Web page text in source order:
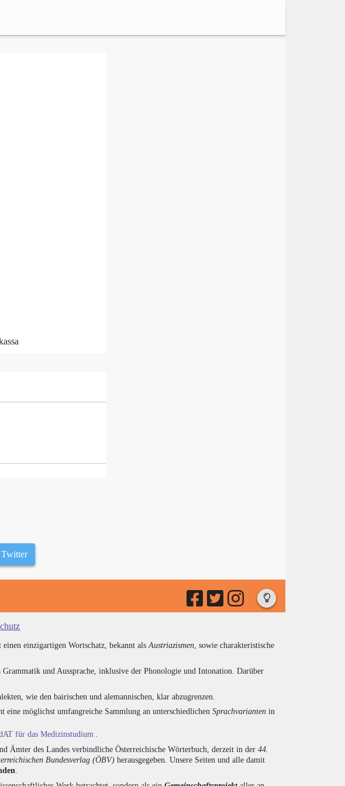
Twitter
einen einzigartigen Wortschatz, bekannt als Austriazismen , sowie charakteristische
und Aussprache, inklusive der Phonologie und Intonation. Darüber
wie den bairischen und alemannischen, klar abzugrenzen.
eine möglichst umfangreiche Sammlung an unterschiedlichen Sprachvarianten in
für das Medizinstudium
Ämter des Landes verbindliche Österreichische Wörterbuch, derzeit in der 44.
Bundesverlag (ÖBV) herausgegeben. Unsere Seiten und alle damit